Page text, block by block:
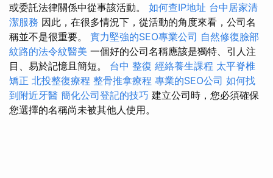
或委託法律關係中從事該活動。 如何查IP地址 台中居家清
潔服務 因此，在很多情況下，從活動的角度來看，公司名
稱並不是很重要。 實力堅強的SEO專業公司 自然修復臉部
紋路的法令紋醫美 一個好的公司名稱應該是獨特、引人注
目、易於記憶且簡短。 台中 整復 經絡養生課程 太平脊椎
矯正 北投整復療程 整骨推拿療程 專業的SEO公司 如何找
到附近牙醫 簡化公司登記的技巧 建立公司時，您必須確保
您選擇的名稱尚未被其他人使用。